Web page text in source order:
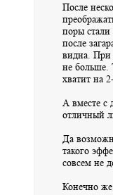
После
поры
после
видна. При
не больше.
хватит на
А вместе с
отличный
Да
такого
совсем не
Конечно